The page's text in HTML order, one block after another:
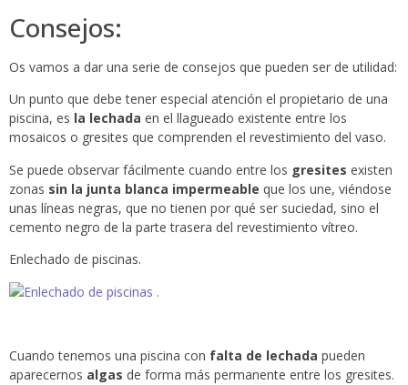
Consejos:
Os vamos a dar una serie de consejos que pueden ser de utilidad:
Un punto que debe tener especial atención el propietario de una
piscina, es la lechada en el llagueado existente entre los
mosaicos o gresites que comprenden el revestimiento del vaso.
Se puede observar fácilmente cuando entre los gresites existen
zonas sin la junta blanca impermeable que los une, viéndose
unas líneas negras, que no tienen por qué ser suciedad, sino el
cemento negro de la parte trasera del revestimiento vítreo.
Enlechado de piscinas.
Cuando tenemos una piscina con falta de lechada pueden
aparecernos algas de forma más permanente entre los gresites.